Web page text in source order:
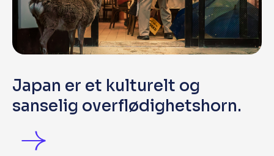
Japan er et kulturelt og
sanselig overflødighetshorn.